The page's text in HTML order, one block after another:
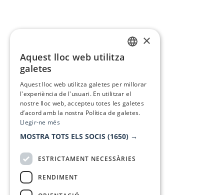
×
Aquest lloc web utilitza
galetes
Aquest lloc web utilitza galetes per millorar
l'experiència de l'usuari. En utilitzar el
nostre lloc web, accepteu totes les galetes
d’acord amb la nostra Política de galetes.
Llegir-ne més
MOSTRA TOTS ELS SOCIS (1650) →
ESTRICTAMENT NECESSÀRIES
RENDIMENT